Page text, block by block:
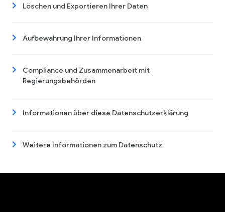
Löschen und Exportieren Ihrer Daten
Aufbewahrung Ihrer Informationen
Compliance und Zusammenarbeit mit
Regierungsbehörden
Informationen über diese Datenschutzerklärung
Weitere Informationen zum Datenschutz